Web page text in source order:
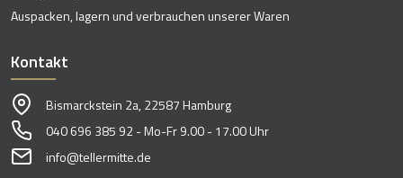
Auspacken, lagern und verbrauchen unserer Waren
Kontakt
Bismarckstein 2a, 22587 Hamburg
040 696 385 92 - Mo-Fr 9.00 - 17.00 Uhr
info@tellermitte.de